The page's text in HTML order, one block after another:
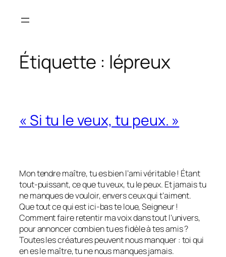
Étiquette : lépreux
« Si tu le veux, tu peux. »
Mon tendre maître, tu es bien l’ami véritable ! Étant
tout-puissant, ce que tu veux, tu le peux. Et jamais tu
ne manques de vouloir, envers ceux qui t’aiment.
Que tout ce qui est ici-bas te loue, Seigneur !
Comment faire retentir ma voix dans tout l’univers,
pour annoncer combien tu es fidèle à tes amis ?
Toutes les créatures peuvent nous manquer : toi qui
en es le maître, tu ne nous manques jamais.